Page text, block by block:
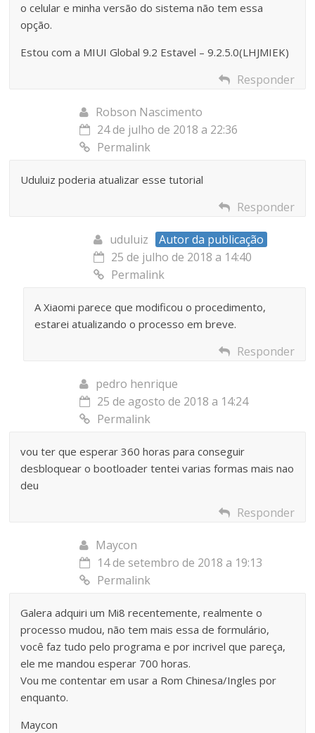
o celular e minha versão do sistema não tem essa
opção.
Estou com a MIUI Global 9.2 Estavel – 9.2.5.0(LHJMIEK)
Responder
Robson Nascimento
24 de julho de 2018 a 22:36
Permalink
Uduluiz poderia atualizar esse tutorial
Responder
uduluiz
Autor da publicação
25 de julho de 2018 a 14:40
Permalink
A Xiaomi parece que modificou o procedimento,
estarei atualizando o processo em breve.
Responder
pedro henrique
25 de agosto de 2018 a 14:24
Permalink
vou ter que esperar 360 horas para conseguir
desbloquear o bootloader tentei varias formas mais nao
deu
Responder
Maycon
14 de setembro de 2018 a 19:13
Permalink
Galera adquiri um Mi8 recentemente, realmente o
processo mudou, não tem mais essa de formulário,
você faz tudo pelo programa e por incrivel que pareça,
ele me mandou esperar 700 horas.
Vou me contentar em usar a Rom Chinesa/Ingles por
enquanto.
Maycon